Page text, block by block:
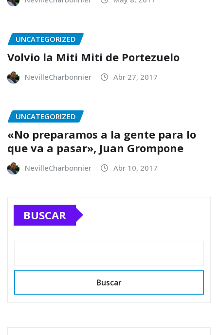
UNCATEGORIZED
Volvio la Miti Miti de Portezuelo
NevilleCharbonnier Abr 27, 2017
UNCATEGORIZED
«No preparamos a la gente para lo
que va a pasar», Juan Grompone
NevilleCharbonnier Abr 10, 2017
BUSCAR
Buscar